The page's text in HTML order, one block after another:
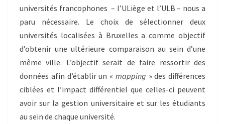
universités francophones – l’ULiège et l’ULB – nous a
paru nécessaire. Le choix de sélectionner deux
universités localisées à Bruxelles a comme objectif
d’obtenir une ultérieure comparaison au sein d’une
même ville. L’objectif serait de faire ressortir des
données afin d’établir un « mapping » des différences
ciblées et l’impact différentiel que celles-ci peuvent
avoir sur la gestion universitaire et sur les étudiants
au sein de chaque université.